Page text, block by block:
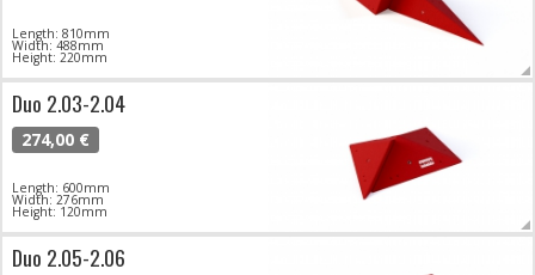
Length: 810mm
Width: 488mm
Height: 220mm
Duo 2.03-2.04
274,00 €
Length: 600mm
Width: 276mm
Height: 120mm
Duo 2.05-2.06